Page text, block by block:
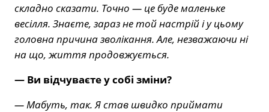
складно сказати. Точно — це буде маленьке
весілля. Знаєте, зараз не той настрій і у цьому
головна причина зволікання. Але, незважаючи ні
на що, життя продовжується.
— Ви відчуваєте у собі зміни?
— Мабуть, так. Я став швидко приймати